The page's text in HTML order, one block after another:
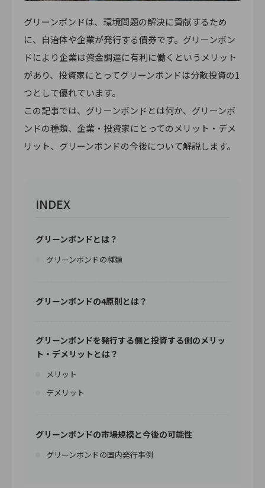
グリーンボンドは、環境問題の解決に貢献するため
に、自治体や企業が発行する債券です。グリーンボン
ドにより企業は資金調達に有利に働くというメリット
があり、投資家にとってグリーンボンドは分散投資の1
つとして優れています。
この記事では、グリーンボンドとは何か、グリーンボ
ンドの種類、企業・投資家にとってのメリット・デメ
リット、グリーンボンドの今後について解説します。
INDEX
グリーンボンドとは？
グリーンボンドの種類
グリーンボンドの4原則とは？
グリーンボンドを発行する側と投資する側のメリッ
ト・デメリットとは？
メリット
デメリット
グリーンボンドの市場規模と今後の可能性
グリーンボンドの国内発行事例